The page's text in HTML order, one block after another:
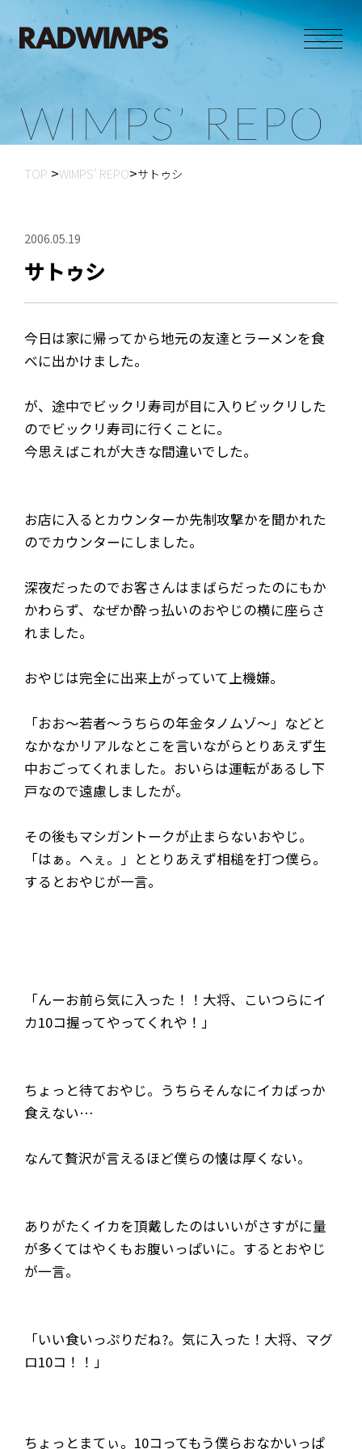
W M PS’ RE PO
TOP WIMPS’ REPO サトゥシ
2006.05.19
サトゥシ
今日は家に帰ってから地元の友達とラーメンを食
べに出かけました。
が、途中でビックリ寿司が目に入りビックリした
のでビックリ寿司に行くことに。
今思えばこれが大きな間違いでした。
お店に入るとカウンターか先制攻撃かを聞かれた
のでカウンターにしました。
深夜だったのでお客さんはまばらだったのにもか
かわらず、なぜか酔っ払いのおやじの横に座らさ
れました。
おやじは完全に出来上がっていて上機嫌。
「おお～若者～うちらの年金タノムゾ～」などと
なかなかリアルなとこを言いながらとりあえず生
中おごってくれました。おいらは運転があるし下
戸なので遠慮しましたが。
その後もマシガントークが止まらないおやじ。
「はぁ。へぇ。」ととりあえず相槌を打つ僕ら。
するとおやじが一言。
「んーお前ら気に入った！！大将、こいつらにイ
カ10コ握ってやってくれや！」
ちょっと待ておやじ。うちらそんなにイカばっか
食えない…
なんて贅沢が言えるほど僕らの懐は厚くない。
ありがたくイカを頂戴したのはいいがさすがに量
が多くてはやくもお腹いっぱいに。するとおやじ
が一言。
「いい食いっぷりだね?。気に入った！大将、マグ
ロ10コ！！」
ちょっとまてぃ。10コってもう僕らおなかいっぱ